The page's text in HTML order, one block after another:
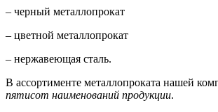
– черный металлопрокат
– цветной металлопрокат
– нержавеющая сталь.
В ассортименте металлопроката нашей
пятисот наименований продукции.